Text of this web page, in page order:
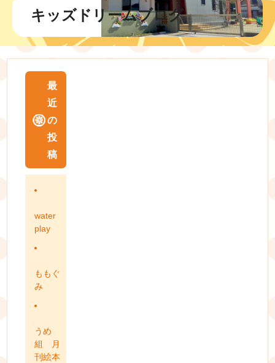
キッズドリームブログ
最
近
の
投
稿
water
play
ももぐ
み
うめ
組 月
刊絵本